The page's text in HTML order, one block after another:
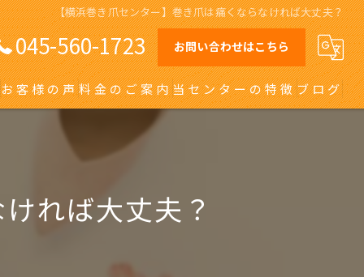
【横浜巻き爪センター】巻き爪は痛くならなければ大丈夫？
045-560-1723 お問い合わせはこちら
お客様の声料金のご案内当センターの特徴
川崎の巻き爪
ブログ
れば大丈夫？